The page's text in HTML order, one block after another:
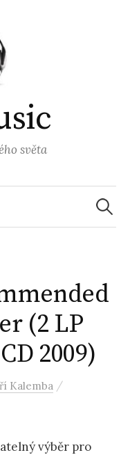
světa
(2 LP
2009)
Kalemba /
výběr pro